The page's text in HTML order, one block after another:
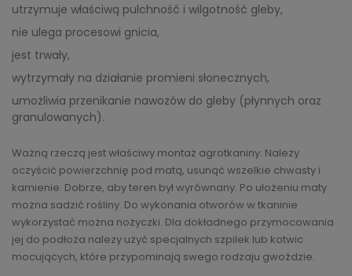
utrzymuje właściwą pulchność i wilgotność gleby,
nie ulega procesowi gnicia,
jest trwały,
wytrzymały na działanie promieni słonecznych,
umożliwia przenikanie nawozów do gleby (płynnych oraz
granulowanych).
Ważną rzeczą jest właściwy montaż agrotkaniny. Należy
oczyścić powierzchnię pod matą, usunąć wszelkie chwasty i
kamienie. Dobrze, aby teren był wyrównany. Po ułożeniu maty
można sadzić rośliny. Do wykonania otworów w tkaninie
wykorzystać można nożyczki. Dla dokładnego przymocowania
jej do podłoża nalezy użyć specjalnych szpilek lub kotwic
mocujących, które przypominają swego rodzaju gwoździe.